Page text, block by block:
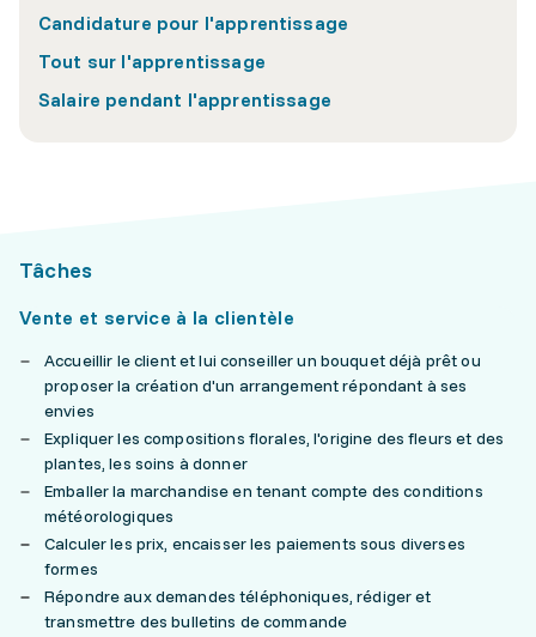
Candidature pour l'apprentissage
Tout sur l'apprentissage
Salaire pendant l'apprentissage
Tâches
Vente et service à la clientèle
Accueillir le client et lui conseiller un bouquet déjà prêt ou
proposer la création d'un arrangement répondant à ses
envies
Expliquer les compositions florales, l'origine des fleurs et des
plantes, les soins à donner
Emballer la marchandise en tenant compte des conditions
météorologiques
Calculer les prix, encaisser les paiements sous diverses
formes
Répondre aux demandes téléphoniques, rédiger et
transmettre des bulletins de commande